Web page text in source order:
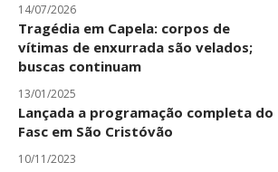
14/07/2026
Tragédia em Capela: corpos de
vítimas de enxurrada são velados;
buscas continuam
13/01/2025
Lançada a programação completa do
Fasc em São Cristóvão
10/11/2023